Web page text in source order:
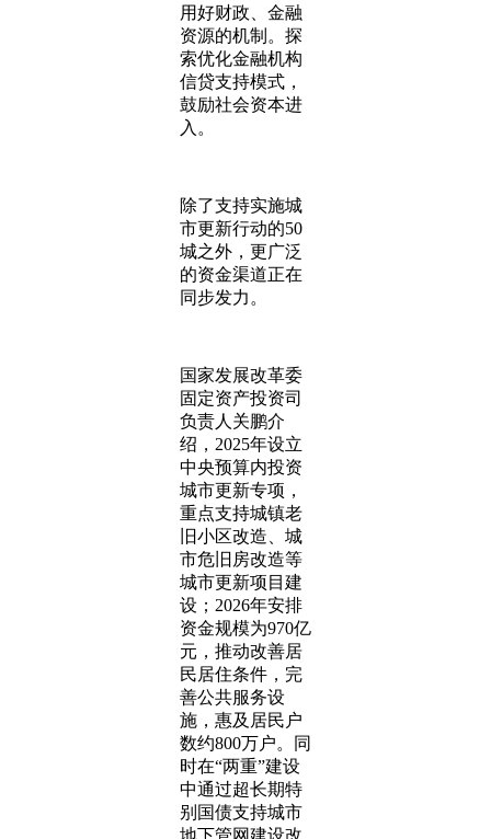
用好财政、金融
资源的机制。探
索优化金融机构
信贷支持模式，
鼓励社会资本进
入。
除了支持实施城
市更新行动的50
城之外，更广泛
的资金渠道正在
同步发力。
国家发展改革委
固定资产投资司
负责人关鹏介
绍，2025年设立
中央预算内投资
城市更新专项，
重点支持城镇老
旧小区改造、城
市危旧房改造等
城市更新项目建
设；2026年安排
资金规模为970亿
元，推动改善居
民居住条件，完
善公共服务设
施，惠及居民户
数约800万户。同
时在“两重”建设
中通过超长期特
别国债支持城市
地下管网建设改